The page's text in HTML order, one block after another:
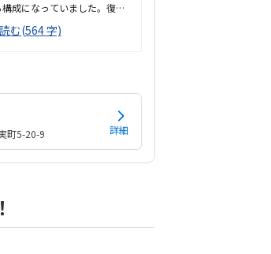
成になっていました。復習
した教室は清潔感があり、
すいと感じました。立地も
て学習に取り組める、安心
るものでした。無理なく続け
心して受講できると思いま
な...
む(564 字)
町5-20-9 詳細